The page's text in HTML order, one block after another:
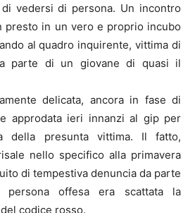
vedersi di persona. Un incontro
presto in un vero e proprio incubo
al quadro inquirente, vittima di
parte di un giovane di quasi il
delicata, ancora in fase di
approdata ieri innanzi al gip per
della presunta vittima. Il fatto,
nello specifico alla primavera
di tempestiva denuncia da parte
persona offesa era scattata la
codice rosso.